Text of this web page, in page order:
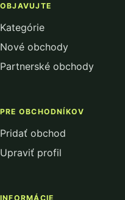
OBJAVUJTE
Kategórie
Nové obchody
Partnerské obchody
PRE OBCHODNÍKOV
Pridať obchod
Upraviť profil
INFORMÁCIE